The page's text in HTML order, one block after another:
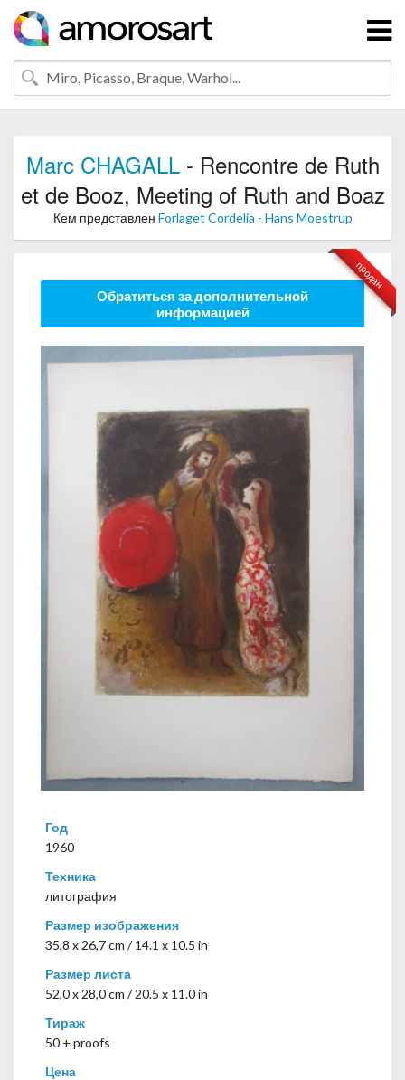
Marc CHAGALL- Rencontre de Ruth
et de Booz, Meeting of Ruth and Boaz
Кем представлен Forlaget Cordelia - Hans Moestrup
продан
Обратиться за дополнительной
информацией
Год
1960
Техника
литография
Размер изображения
35,8 x 26,7 cm / 14.1 x 10.5 in
Размер листа
52,0 x 28,0 cm / 20.5 x 11.0 in
Тираж
50 + proofs
Цена